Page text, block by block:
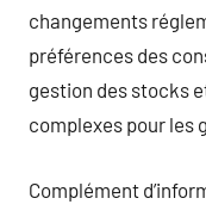
changements
préférences des
gestion des stocks
complexes pour les
Complément